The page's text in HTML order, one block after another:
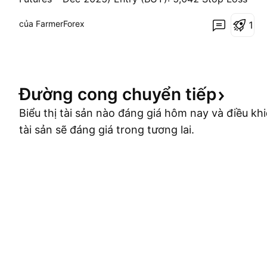
2.7 📈 Nhận định: Giá lúa mì Chicago bật tăng
của FarmerForex 1
Đường cong chuyển tiếp
Biểu thị tài sản nào đáng giá hôm nay và điều
tài sản sẽ đáng giá trong tương lai.